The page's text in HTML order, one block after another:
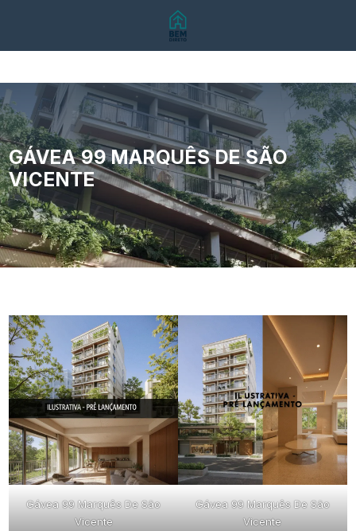
GÁVEA 99 MARQUÊS DE SÃO
VICENTE
Gávea 99 Marquês De São
Vicente
Gávea 99 Marquês De São
Vicente